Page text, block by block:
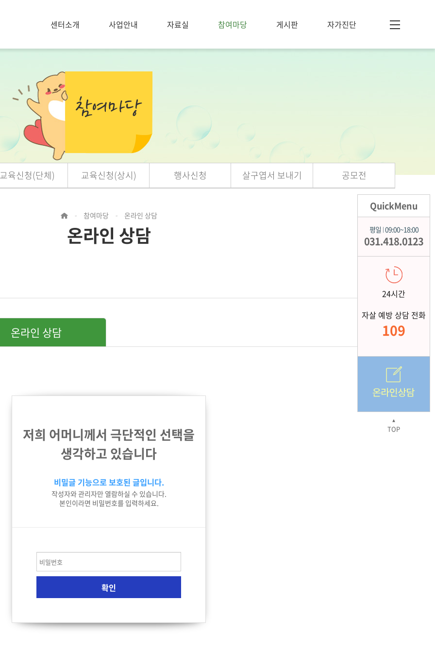
센터소개 사업안내 자료실 참여마당 게시판 자가진단
교육신청(단체) 교육신청(상시) 행사신청 살구엽서 보내기 공모전
> 참여마당 > 온라인 상담
온라인 상담
온라인 상담
저희 어머니께서 극단적인 선택을
생각하고 있습니다
비밀글 기능으로 보호된 글입니다.
작성자와 관리자만 열람하실 수 있습니다.
본인이라면 비밀번호를 입력하세요.
QuickMenu
평일 | 09:00~18:00
031.418.0123
24시간
자살 예방 상담 전화
109
▲
TOP